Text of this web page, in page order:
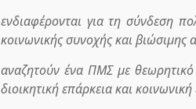
ενδιαφέρονται για τη σύνδεση
κοινωνικής συνοχής και βιώσιμης
αναζητούν ένα ΠΜΣ με
διοικητική επάρκεια και